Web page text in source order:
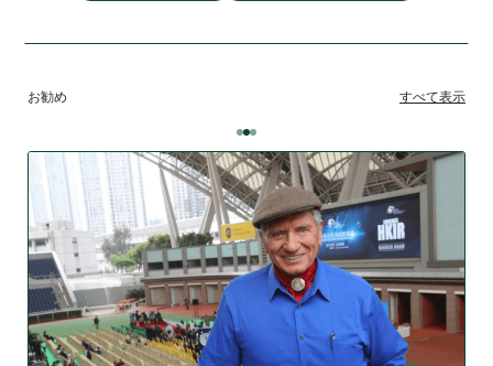
お勧め すべて表示